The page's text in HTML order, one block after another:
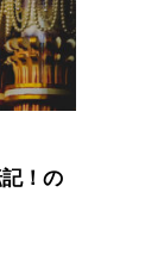
！の